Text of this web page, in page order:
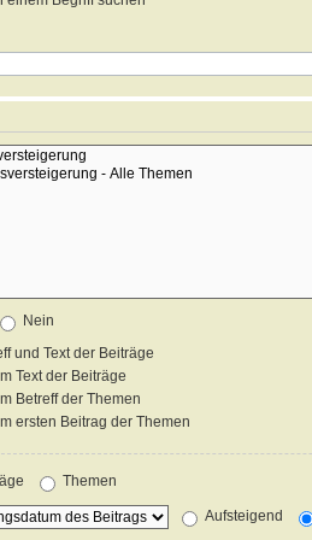
Nein
und Text der Beiträge
Text der Beiträge
Betreff der Themen
ersten Beitrag der Themen
Themen
Aufsteigend